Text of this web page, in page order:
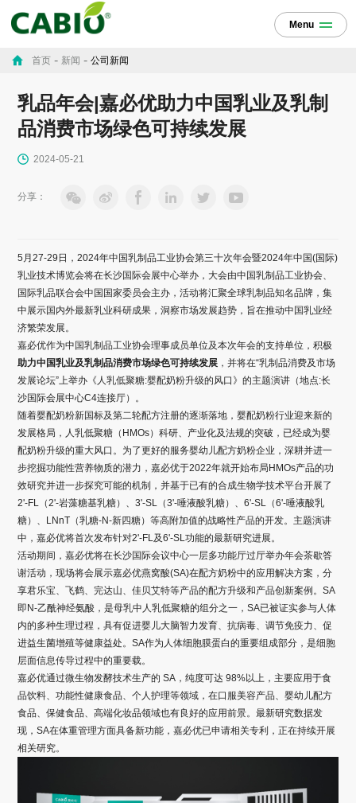
Menu
首页 - 新闻 -公司新闻
乳品年会|嘉必优助力中国乳业及乳制
品消费市场绿色可持续发展
2024-05-21
分享：
5月27-29日，2024年中国乳制品工业协会第三十次年会暨2024年中国(国际)
乳业技术博览会将在长沙国际会展中心举办，大会由中国乳制品工业协会、
国际乳品联合会中国国家委员会主办，活动将汇聚全球乳制品知名品牌，集
中展示国内外最新乳业科研成果，洞察市场发展趋势，旨在推动中国乳业经
济繁荣发展。
嘉必优作为中国乳制品工业协会理事成员单位及本次年会的支持单位，积极
助力中国乳业及乳制品消费市场绿色可持续发展 ，并将在“乳制品消费及市场
发展论坛”上举办《人乳低聚糖:婴配奶粉升级的风口》的主题演讲（地点:长
沙国际会展中心C4连接厅）。
随着婴配奶粉新国标及第二轮配方注册的逐渐落地，婴配奶粉行业迎来新的
发展格局，人乳低聚糖（HMOs）科研、产业化及法规的突破，已经成为婴
配奶粉升级的重大风口。为了更好的服务婴幼儿配方奶粉企业，深耕并进一
步挖掘功能性营养物质的潜力，嘉必优于2022年就开始布局HMOs产品的功
效研究并进一步探究可能的机制，并基于已有的合成生物学技术平台开展了
2'-FL（2'-岩藻糖基乳糖）、3'-SL（3'-唾液酸乳糖）、6'-SL（6'-唾液酸乳
糖）、LNnT（乳糖-N-新四糖）等高附加值的战略性产品的开发。主题演讲
中，嘉必优将首次发布针对2'-FL及6'-SL功能的最新研究进展。
活动期间，嘉必优将在长沙国际会议中心一层多功能厅过厅举办年会茶歇答
谢活动，现场将会展示嘉必优燕窝酸(SA)在配方奶粉中的应用解决方案，分
享君乐宝、飞鹤、完达山、佳贝艾特等产品的配方升级和产品创新案例。SA
即N-乙酰神经氨酸，是母乳中人乳低聚糖的组分之一，SA已被证实参与人体
内的多种生理过程，具有促进婴儿大脑智力发育、抗病毒、调节免疫力、促
进益生菌增殖等健康益处。SA作为人体细胞膜蛋白的重要组成部分，是细胞
层面信息传导过程中的重要载。
嘉必优通过微生物发酵技术生产的 SA，纯度可达 98%以上，主要应用于食
品饮料、功能性健康食品、个人护理等领域，在口服美容产品、婴幼儿配方
食品、保健食品、高端化妆品领域也有良好的应用前景。最新研究数据发
现，SA在体重管理方面具备新功能，嘉必优已申请相关专利，正在持续开展
相关研究。